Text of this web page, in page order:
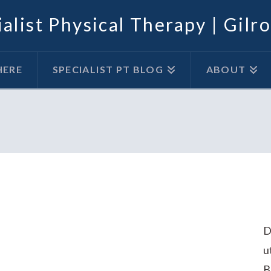
Physical Therapy |
SPECIALIST PT BLOG ABOUT